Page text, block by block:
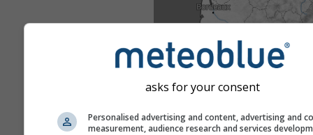
asks for your consent
Personalised advertising and content, advertising and
measurement, audience research and services